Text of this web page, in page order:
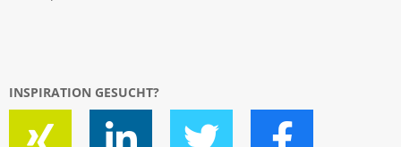
INSPIRATION GESUCHT?